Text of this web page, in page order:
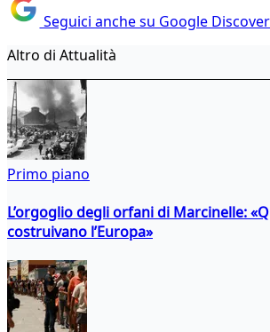
Seguici anche su Google
Altro di Attualità
Primo piano
L’orgoglio degli orfani di Marcinelle:
costruivano l’Europa»